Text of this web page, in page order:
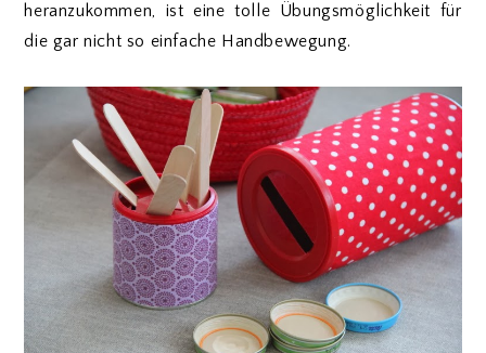
heranzukommen, ist eine tolle Übungsmöglichkeit für
die gar nicht so einfache Handbewegung.